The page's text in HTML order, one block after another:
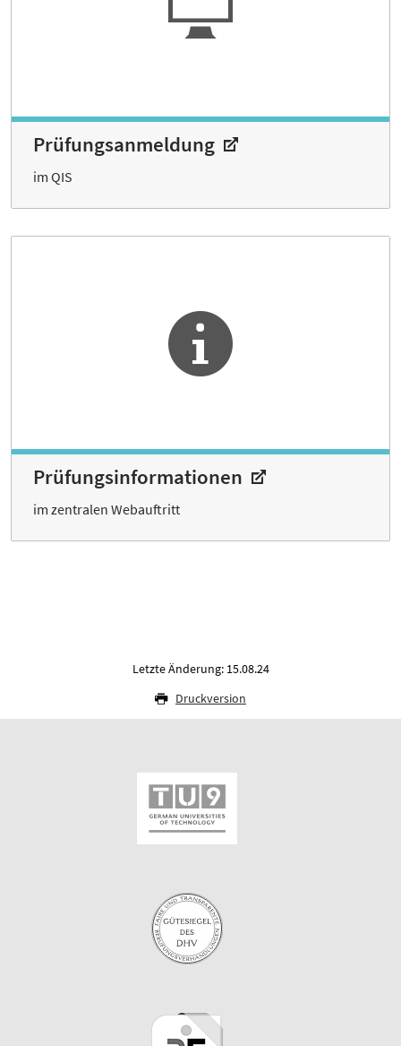
Prüfungsanmeldung
im QIS
Prüfungsinformationen
im zentralen Webauftritt
Letzte Änderung: 15.08.24
Druckversion